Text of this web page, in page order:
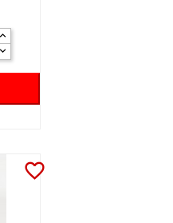
favorite_border